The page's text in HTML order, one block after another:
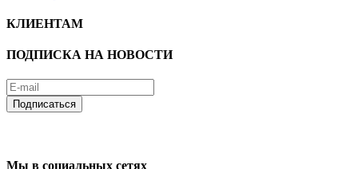
КЛИЕНТАМ
ПОДПИСКА НА НОВОСТИ
Мы в социальных сетях